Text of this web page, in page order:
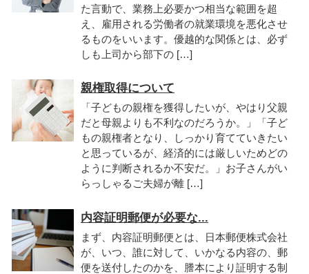
た言動で、業務上必要かつ相当な範囲を超
え、雇用される労働者の就業環境を悪化させ
るものをいいます。優越的な関係とは、必ず
しも上司から部下の […]
親権取得について
「子どもの親権を獲得したいが、やはり父親
だと母親よりも不利なのだろうか。」「子ど
もの親権者となり、しっかり育てていきたい
と思っているが、経済的には厳しいためどの
ように判断されるか不安だ。」お子さんがい
らっしゃるご夫婦が離 […]
内容証明郵便が必要な...
まず、内容証明郵便とは、日本郵便株式会社
が、いつ、誰に対して、いかなる内容の、郵
便を送付したのかを、謄本により証明する制